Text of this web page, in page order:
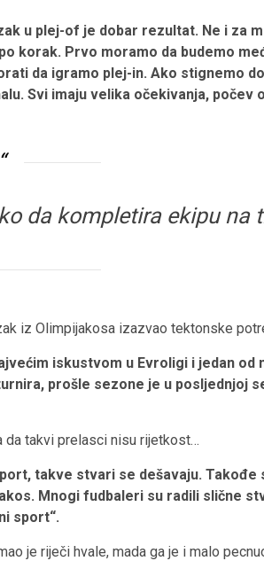
u plej-of je dobar rezultat. Ne i za
korak. Prvo moramo da budemo
da igramo plej-in. Ako stignemo
Svi imaju velika očekivanja, počev
da kompletira ekipu na
iz Olimpijakosa izazvao tektonske
iskustvom u Evroligi i jedan od
prošle sezone je u posljednjoj
da takvi prelasci nisu rijetkost…
takve stvari se dešavaju. Takođe
Mnogi fudbaleri su radili slične
sport“.
je riječi hvale, mada ga je i malo